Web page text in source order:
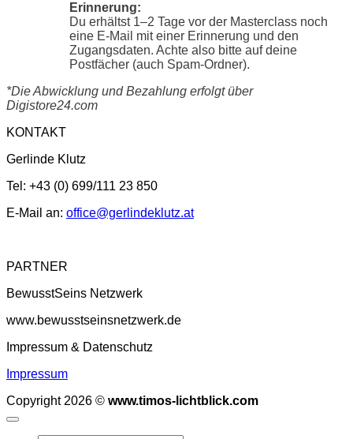
Erinnerung:
Du erhältst 1–2 Tage vor der Masterclass noch
eine E-Mail mit einer Erinnerung und den
Zugangsdaten. Achte also bitte auf deine
Postfächer (auch Spam-Ordner).
*Die Abwicklung und Bezahlung erfolgt über
Digistore24.com
KONTAKT
Gerlinde Klutz
Tel: +43 (0) 699/111 23 850
E-Mail an: office@gerlindeklutz.at
PARTNER
BewusstSeins Netzwerk
www.bewusstseinsnetzwerk.de
Impressum & Datenschutz
Impressum
Copyright 2026 © www.timos-lichtblick.com